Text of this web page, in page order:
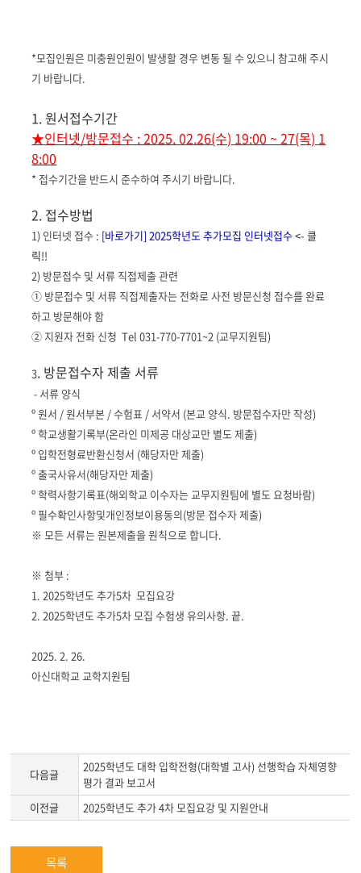
*모집인원은 미충원인원이 발생할 경우 변동 될 수 있으니 참고해 주시
기 바랍니다.
1. 원서접수기간
★인터넷/방문접수 : 2025. 02.26(수) 19:00 ~ 27(목) 1
8:00
* 접수기간을 반드시 준수하여 주시기 바랍니다.
2. 접수방법
1) 인터넷 접수 : [바로가기] 2025학년도 추가모집 인터넷접수<- 클
릭!!
2) 방문접수 및 서류 직접제출 관련
① 방문접수 및 서류 직접제출자는 전화로 사전 방문신청 접수를 완료
하고 방문해야 함
② 지원자 전화 신청 Tel 031-770-7701~2 (교무지원팀)
3. 방문접수자 제출 서류
- 서류 양식
º 원서 / 원서부본 / 수험표 / 서약서 (본교 양식. 방문접수자만 작성)
º 학교생활기록부(온라인 미제공 대상교만 별도 제출)
º 입학전형료반환신청서 (해당자만 제출)
º 출국사유서(해당자만 제출)
º 학력사항기록표(해외학교 이수자는 교무지원팀에 별도 요청바람)
º 필수확인사항및개인정보이용동의(방문 접수자 제출)
※ 모든 서류는 원본제출을 원칙으로 합니다.
※ 첨부 :
1. 2025학년도 추가5차 모집요강
2. 2025학년도 추가5차 모집 수험생 유의사항. 끝.
2025. 2. 26.
아신대학교 교학지원팀
다음글
2025학년도 대학 입학전형(대학별 고사) 선행학습 자체영향
평가 결과 보고서
이전글
2025학년도 추가 4차 모집요강 및 지원안내
목록